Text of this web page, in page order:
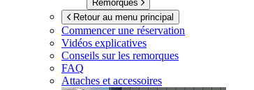
Remorques
Retour au menu principal
Commencer une réservation
Vidéos explicatives
Conseils sur les remorques
FAQ
Attaches et accessoires